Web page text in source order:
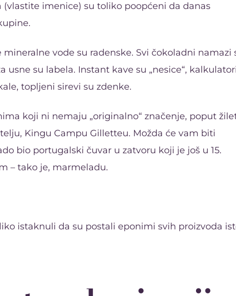
imenice) su toliko poopćeni da danas
mineralne vode su radenske. Svi čokoladni namazi
usne su labela. Instant kave su „nesice“,
topljeni sirevi su zdenke.
koji ni nemaju „originalno“ značenje, poput
Kingu Campu Gilletteu. Možda će vam biti
bio portugalski čuvar u zatvoru koji je još u 15.
– tako je, marmeladu.
istaknuli da su postali eponimi svih proizvoda